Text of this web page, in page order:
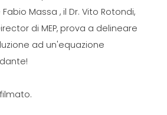
Massa , il Dr. Vito Rotondi,
di MEP, prova a delineare
ad un'equazione